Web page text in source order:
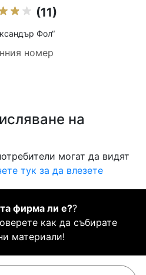
(11)
Фол“
номер
на
могат да видят
тук за да влезете
фирма ли е??
как да събирате
материали!